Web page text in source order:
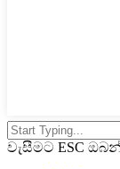
වැසීමට ESC